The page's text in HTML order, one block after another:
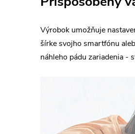
Výrobok umožňuje
šírke svojho smartfónu
náhleho pádu zariadenia -